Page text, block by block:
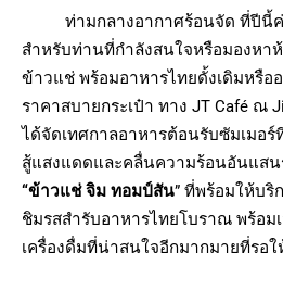
ท่ามกลางอากาศร้อนจัด ที่ปีนี้ค่
สำหรับท่านที่กำลังสนใจหรือมองหา
ข้าวแช่ พร้อมอาหารไทยดั้งเดิมหรือ
ราคาสบายกระเป๋า ทาง JT Café ณ
ได้จัดเทศกาลอาหารต้อนรับซัมเมอ
สู้แสงแดดและคลื่นความร้อนอันแสน
“ข้าวแช่ จิม ทอมป์สัน” ที่พร้อมให้บ
ชิมรสสำรับอาหารไทยโบราณ พร้อม
เครื่องดื่มที่น่าสนใจอีกมากมายที่รอ